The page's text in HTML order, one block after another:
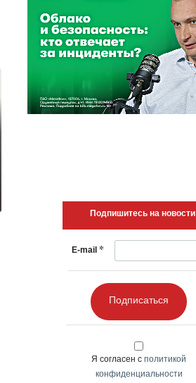
Подпишитесь на новости
E-mail *
Подписаться
Я согласен с политикой
конфиденциальности